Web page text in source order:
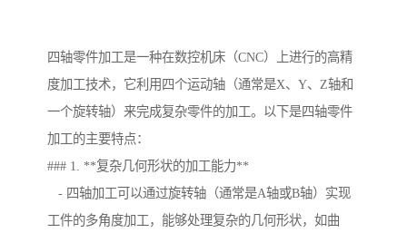
四轴零件加工是一种在数控机床（CNC）上进行的高精
度加工技术，它利用四个运动轴（通常是X、Y、Z轴和
一个旋转轴）来完成复杂零件的加工。以下是四轴零件
加工的主要特点：
### 1. **复杂几何形状的加工能力**
- 四轴加工可以通过旋转轴（通常是A轴或B轴）实现
工件的多角度加工，能够处理复杂的几何形状，如曲